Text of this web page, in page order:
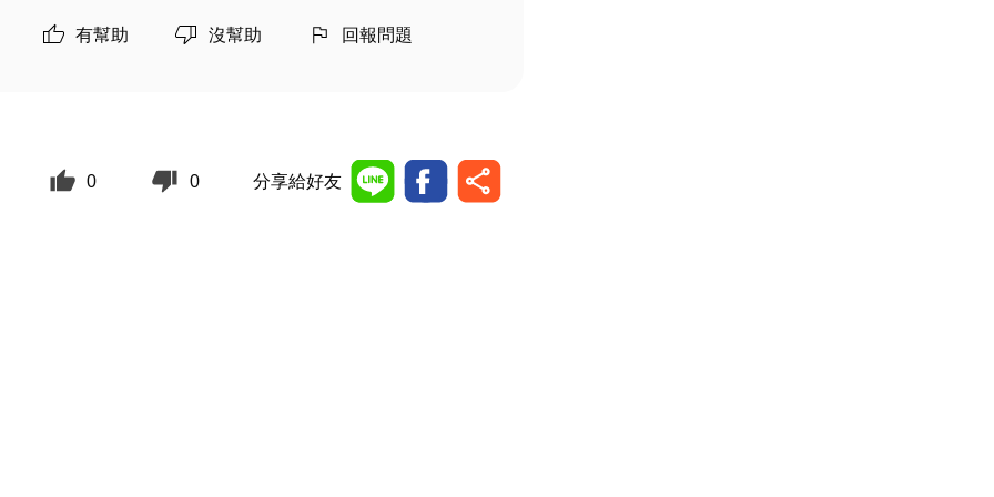
有幫助 沒幫助 回報問題
0 0 分享給好友